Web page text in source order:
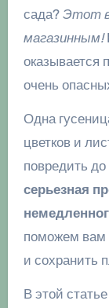
сада? Этот
магазинным!
оказывается
очень
Одна
цветков и
повредить
серьезная
поможем вам
и сохранить
В этой